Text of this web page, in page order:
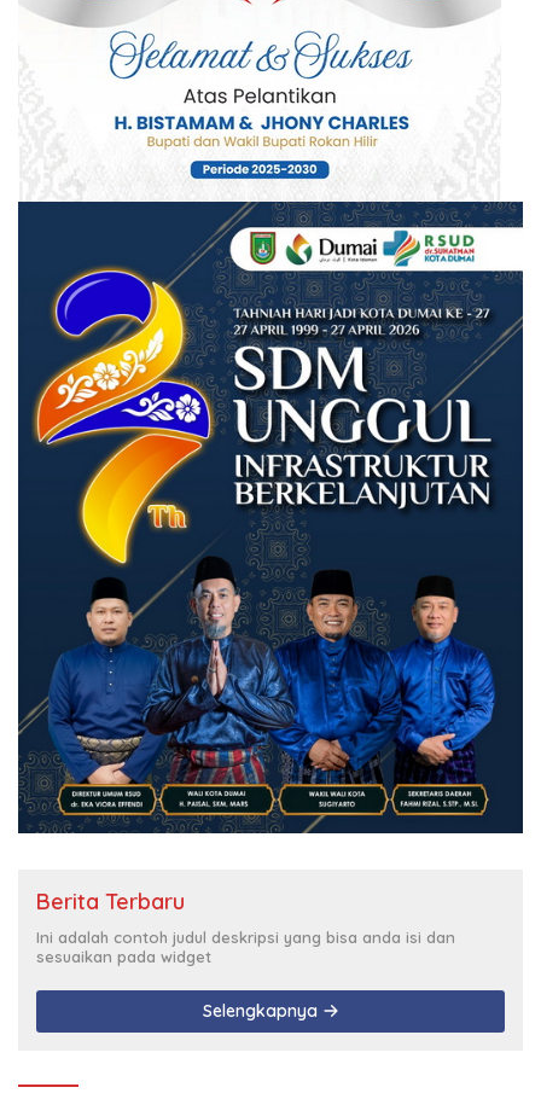
Berita Terbaru
Ini adalah contoh judul deskripsi yang bisa anda isi dan
sesuaikan pada widget
Selengkapnya